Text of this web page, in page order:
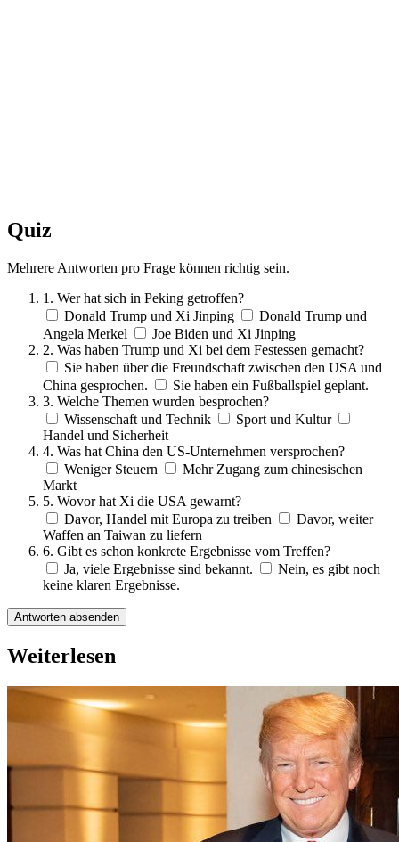
Quiz
Mehrere Antworten pro Frage können richtig sein.
1. Wer hat sich in Peking getroffen?
Donald Trump und Xi Jinping
Donald Trump und
Angela Merkel
Joe Biden und Xi Jinping
2. Was haben Trump und Xi bei dem Festessen gemacht?
Sie haben über die Freundschaft zwischen den USA und
China gesprochen.
Sie haben ein Fußballspiel geplant.
3. Welche Themen wurden besprochen?
Wissenschaft und Technik
Sport und Kultur
Handel und Sicherheit
4. Was hat China den US-Unternehmen versprochen?
Weniger Steuern
Mehr Zugang zum chinesischen
Markt
5. Wovor hat Xi die USA gewarnt?
Davor, Handel mit Europa zu treiben
Davor, weiter
Waffen an Taiwan zu liefern
6. Gibt es schon konkrete Ergebnisse vom Treffen?
Ja, viele Ergebnisse sind bekannt.
Nein, es gibt noch
keine klaren Ergebnisse.
Antworten absenden
Weiterlesen